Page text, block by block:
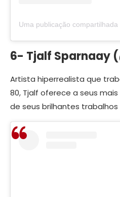
6- Tjalf Sparnaay
Artista hiperrealista que
80, Tjalf oferece a seus
de seus brilhantes